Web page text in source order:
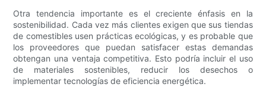
Otra tendencia importante es el creciente énfasis en la
sostenibilidad. Cada vez más clientes exigen que sus tiendas
de comestibles usen prácticas ecológicas, y es probable que
los proveedores que puedan satisfacer estas demandas
obtengan una ventaja competitiva. Esto podría incluir el uso
de materiales sostenibles, reducir los desechos o
implementar tecnologías de eficiencia energética.